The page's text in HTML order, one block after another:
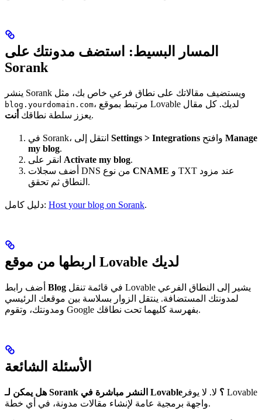
المسار البسيط: استضف مدونتك على
Sorank
ينشر Sorank ويستضيف مقالاتك على نطاق فرعي خاص بك، مثل
blog.yourdomain.com، مرتبط بموقع Lovable لديك. كل مقال
يعزز سلطة نطاقك أنت .
Settings > Integrations
Manage
my blog.
Activate my blog.
CNAME
النطاق ثم تحقق.
دليل كامل: Host your blog on Sorank.
اربطها من موقع Lovable لديك
Blog
لمدونتك المستضافة. ينتقل الزوار بسلاسة بين موقعك الرئيسي
ومدونتك، وتقوم Google بفهرسة كليهما تحت نطاقك.
الأسئلة الشائعة
هل يمكن لـ Sorank النشر مباشرة في Lovable؟ لا. لا يوفر Lovable
واجهة برمجية عامة لإنشاء مقالات مدونة، في أي خطة.